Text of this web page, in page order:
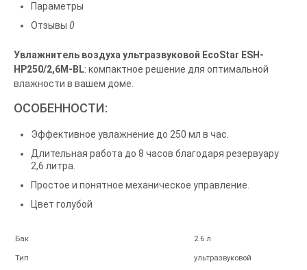
Параметры
Отзывы 0
Увлажнитель воздуха ультразвуковой EcoStar ESH-
HP250/2,6M-BL: компактное решение для оптимальной
влажности в вашем доме.
ОСОБЕННОСТИ:
Эффективное увлажнение до 250 мл в час.
Длительная работа до 8 часов благодаря резервуару
2,6 литра.
Простое и понятное механическое управление.
Цвет голубой
Бак 2.6 л
Тип ультразвуковой